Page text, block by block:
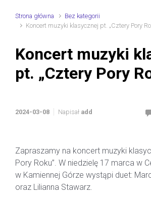
Strona główna
Bez kategorii
Koncert muzyki klasycznej pt. „Cztery Pory
Koncert muzyki
pt. „Cztery Pory
2024-03-08 Napisał add
Zapraszamy na koncert muzyki
Pory Roku”. W niedzielę 17 marca w
w Kamiennej Górze wystąpi duet:
oraz Lilianna Stawarz.